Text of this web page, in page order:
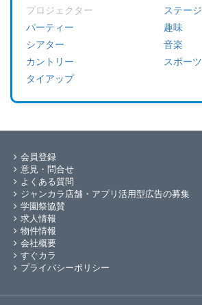
プロジェクター
ステージ
パーティー
趣味
シアター
音楽
カントリー
スポーツ
タイアップ
会員登録
意見・問合せ
よくある質問
ジャンカラ店舗・アプリ活用型広告の募集
学園祭協賛
求人情報
物件情報
会社概要
すぐカラ
プライバシーポリシー